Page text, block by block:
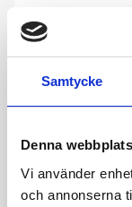
Samtycke
Denna
Vi använder
och annonserna